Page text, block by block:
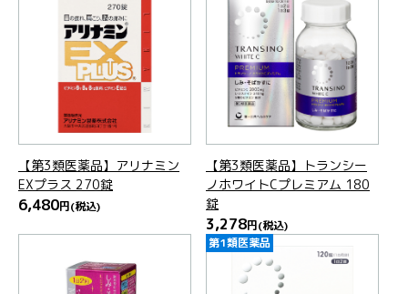
【第3類医薬品】アリナミン
EXプラス 270錠
6,480円(税込)
【第3類医薬品】トランシー
ノホワイトCプレミアム 180
錠
3,278円(税込)
第1類医薬品